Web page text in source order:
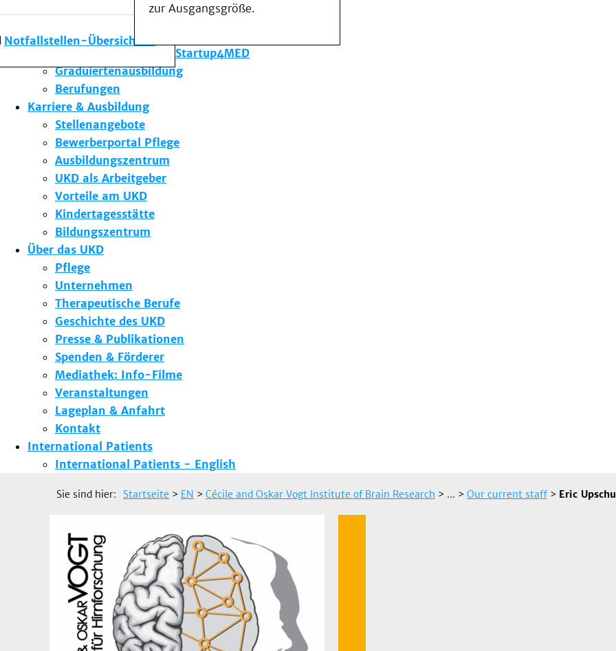
Notfallstellen-Übersicht
zur Ausgangsgröße.
Forschung am UKD
Studium & Lehre
Gründungsförderung Startup4MED
Graduiertenausbildung
Berufungen
Karriere & Ausbildung
Stellenangebote
Bewerberportal Pflege
Ausbildungszentrum
UKD als Arbeitgeber
Vorteile am UKD
Kindertagesstätte
Bildungszentrum
Über das UKD
Pflege
Unternehmen
Therapeutische Berufe
Geschichte des UKD
Presse & Publikationen
Spenden & Förderer
Mediathek: Info-Filme
Veranstaltungen
Lageplan & Anfahrt
Kontakt
International Patients
International Patients - English
Sie sind hier: Startseite > EN > Cécile and Oskar Vogt Institute of Brain Research > ... > Our current staff > Eric